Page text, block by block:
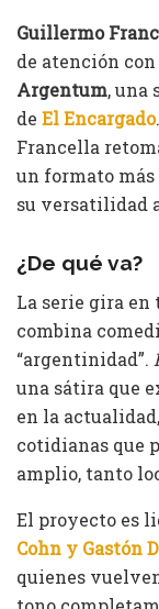
Guillermo
de atención
Argentum, una
de El Encargado
Francella
un formato
su versatilidad
¿De qué va?
La serie gira
combina
“argentinidad”.
una sátira que
en la
cotidianas que
amplio, tanto
El proyecto es
Cohn y Gastón
quienes